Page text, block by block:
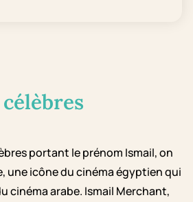
célèbres
portant le prénom Ismail, on
une icône du cinéma égyptien qui
cinéma arabe. Ismail Merchant,